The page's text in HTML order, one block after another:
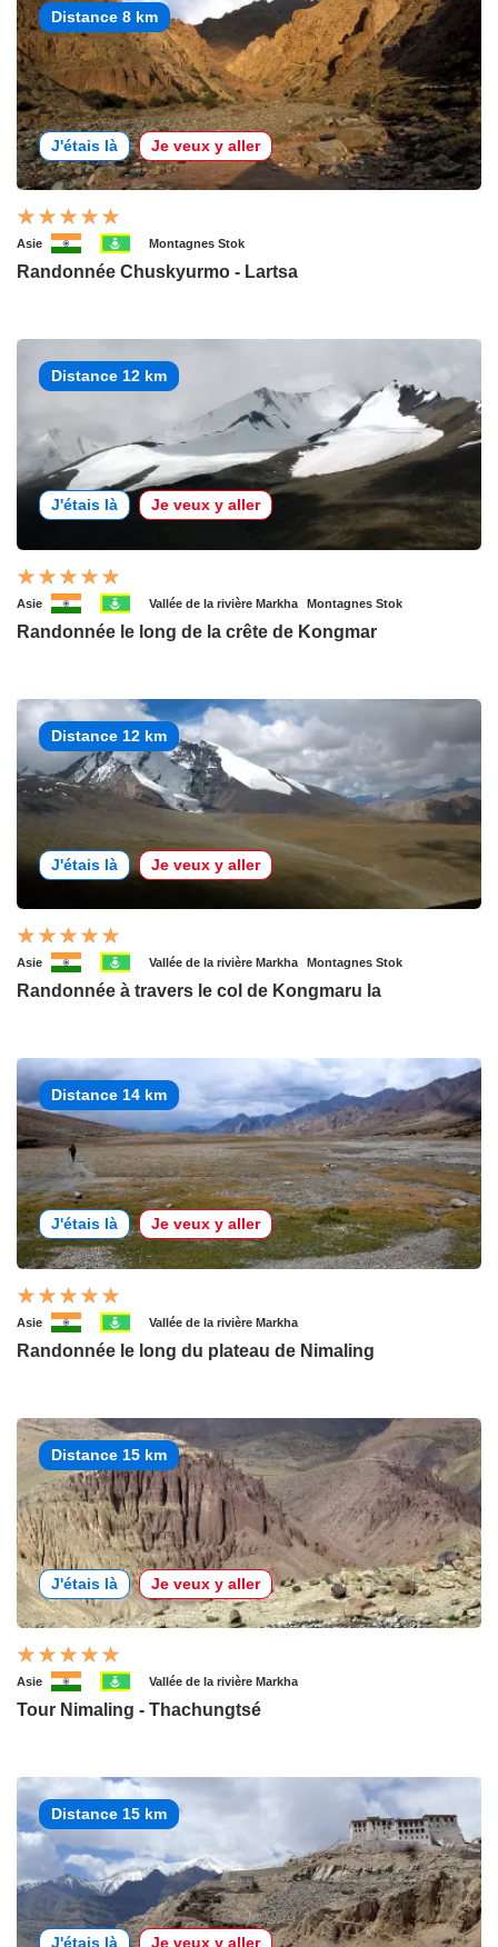
Distance 8 km
J'étais là Je veux y aller
Asie Montagnes Stok
Randonnée Chuskyurmo - Lartsa
Distance 12 km
J'étais là Je veux y aller
Asie Vallée de la rivière Markha Montagnes Stok
Randonnée le long de la crête de Kongmar
Distance 12 km
J'étais là Je veux y aller
Asie Vallée de la rivière Markha Montagnes Stok
Randonnée à travers le col de Kongmaru la
Distance 14 km
J'étais là Je veux y aller
Asie Vallée de la rivière Markha
Randonnée le long du plateau de Nimaling
Distance 15 km
J'étais là Je veux y aller
Asie Vallée de la rivière Markha
Tour Nimaling - Thachungtsé
Distance 15 km
J'étais là Je veux y aller